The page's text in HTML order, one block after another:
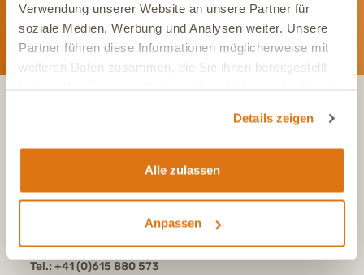
Verwendung unserer Website an unsere Partner für
soziale Medien, Werbung und Analysen weiter. Unsere
Partner führen diese Informationen möglicherweise mit
weiteren Daten zusammen, die Sie ihnen bereitgestellt
Details zeigen
Alle zulassen
Anpassen
Aus dem deutschen Festnetz, Mo-Fr, 7-17 Uhr
+43 (0)720 883 773
Aus Österreich, Mo-Fr, 7-17 Uhr
Tel.: +41 (0)615 880 573